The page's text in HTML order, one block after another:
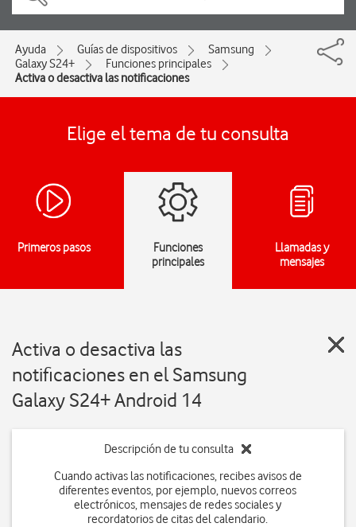
Ayuda Guías de dispositivos
Samsung
Galaxy S24+
Funciones principales
Activa o desactiva las notificaciones
Elige el tema de tu consulta
Primeros pasos
Funciones
principales
Llamadas y
mensajes
Activa o desactiva las
notificaciones en el Samsung
Galaxy S24+ Android 14
Descripción de tu consulta
Cuando activas las notificaciones, recibes avisos de
diferentes eventos, por ejemplo, nuevos correos
electrónicos, mensajes de redes sociales y
recordatorios de citas del calendario.